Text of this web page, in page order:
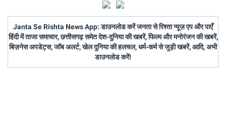
Janta Se Rishta News App: डाउनलोड करें जनता से रिश्ता न्यूज़ एप और पाएँ
हिंदी में ताजा समाचार, छत्तीसगढ़ समेत देश-दुनिया की खबरें, फिल्म और मनोरंजन की खबरें,
बिज़नेस अपडेट्स, जॉब अलर्ट, खेल दुनिया की हलचल, धर्म-कर्म से जुड़ी खबरें, आदि, अभी
डाउनलोड करें!